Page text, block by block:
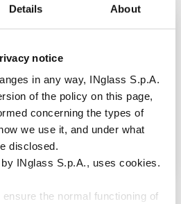
Details About
notice
in any way, INglass S.p.A.
of the policy on this page,
concerning the types of
we use it, and under what
disclosed.
INglass S.p.A., uses cookies.
ensure the normal functioning of
动方案